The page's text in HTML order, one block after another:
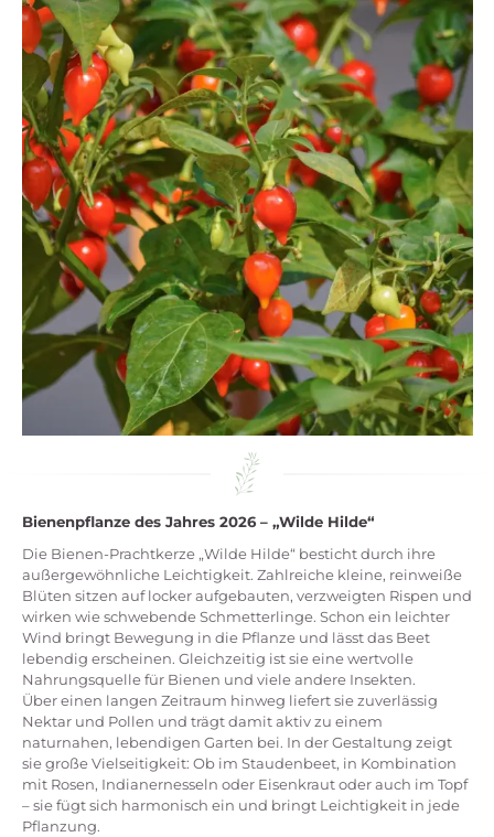
Bienenpflanze des Jahres 2026 – „Wilde Hilde“
Die Bienen-Prachtkerze „Wilde Hilde“ besticht durch ihre
außergewöhnliche Leichtigkeit. Zahlreiche kleine, reinweiße
Blüten sitzen auf locker aufgebauten, verzweigten Rispen und
wirken wie schwebende Schmetterlinge. Schon ein leichter
Wind bringt Bewegung in die Pflanze und lässt das Beet
lebendig erscheinen. Gleichzeitig ist sie eine wertvolle
Nahrungsquelle für Bienen und viele andere Insekten.
Über einen langen Zeitraum hinweg liefert sie zuverlässig
Nektar und Pollen und trägt damit aktiv zu einem
naturnahen, lebendigen Garten bei. In der Gestaltung zeigt
sie große Vielseitigkeit: Ob im Staudenbeet, in Kombination
mit Rosen, Indianernesseln oder Eisenkraut oder auch im Topf
– sie fügt sich harmonisch ein und bringt Leichtigkeit in jede
Pflanzung.